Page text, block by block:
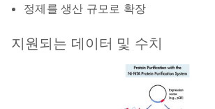
정제를 생산 규모로 확장
지원되는 데이터 및 수치